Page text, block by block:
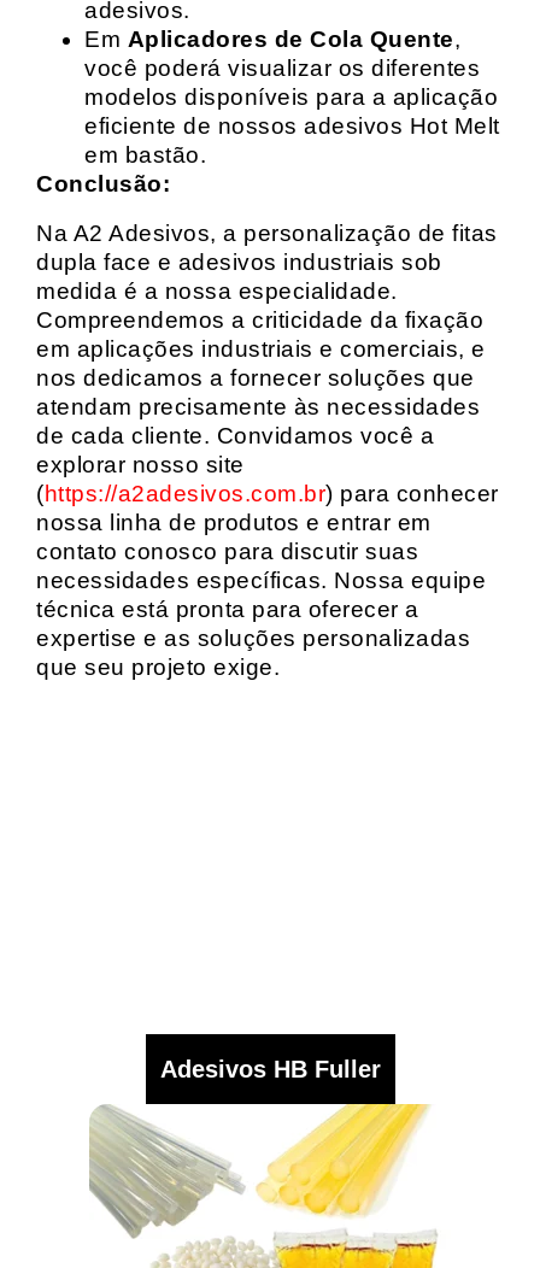
adesivos.
Em Aplicadores de Cola Quente,
você poderá visualizar os diferentes
modelos disponíveis para a aplicação
eficiente de nossos adesivos Hot Melt
em bastão.
Conclusão:
Na A2 Adesivos, a personalização de fitas
dupla face e adesivos industriais sob
medida é a nossa especialidade.
Compreendemos a criticidade da fixação
em aplicações industriais e comerciais, e
nos dedicamos a fornecer soluções que
atendam precisamente às necessidades
de cada cliente. Convidamos você a
explorar nosso site
(https://a2adesivos.com.br) para conhecer
nossa linha de produtos e entrar em
contato conosco para discutir suas
necessidades específicas. Nossa equipe
técnica está pronta para oferecer a
expertise e as soluções personalizadas
que seu projeto exige.
Adesivos HB Fuller